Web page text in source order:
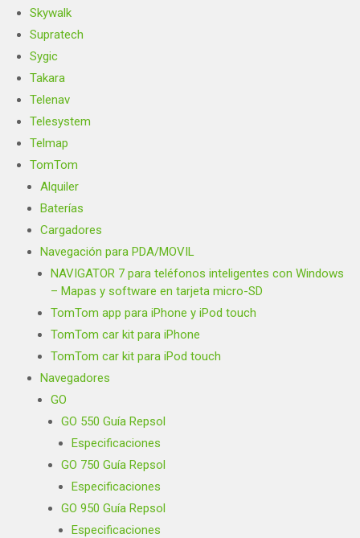
Skywalk
Supratech
Sygic
Takara
Telenav
Telesystem
Telmap
TomTom
Alquiler
Baterías
Cargadores
Navegación para PDA/MOVIL
NAVIGATOR 7 para teléfonos inteligentes con Windows
– Mapas y software en tarjeta micro-SD
TomTom app para iPhone y iPod touch
TomTom car kit para iPhone
TomTom car kit para iPod touch
Navegadores
GO
GO 550 Guía Repsol
Especificaciones
GO 750 Guía Repsol
Especificaciones
GO 950 Guía Repsol
Especificaciones